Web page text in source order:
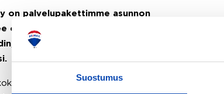
Suostumus
on palvelupakettimme asunnon
ostotoimeksianto ja etsimme juuri sinulle
eikä sinun tarvitse nähdä vaivaa sen
ostoprosessin puolestasi.